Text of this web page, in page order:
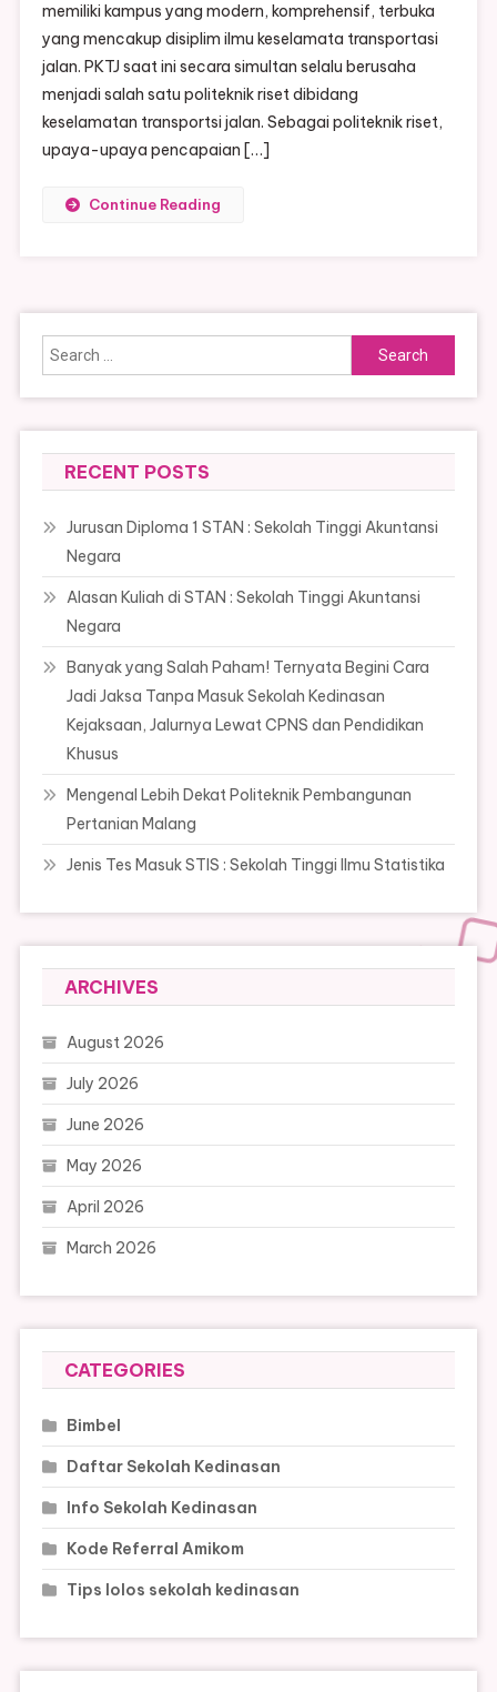
memiliki kampus yang modern, komprehensif, terbuka
yang mencakup disiplim ilmu keselamata transportasi
jalan. PKTJ saat ini secara simultan selalu berusaha
menjadi salah satu politeknik riset dibidang
keselamatan transportsi jalan. Sebagai politeknik riset,
upaya-upaya pencapaian […]
Continue Reading
Search
for:
RECENT POSTS
Jurusan Diploma 1 STAN : Sekolah Tinggi Akuntansi
Negara
Alasan Kuliah di STAN : Sekolah Tinggi Akuntansi
Negara
Banyak yang Salah Paham! Ternyata Begini Cara
Jadi Jaksa Tanpa Masuk Sekolah Kedinasan
Kejaksaan, Jalurnya Lewat CPNS dan Pendidikan
Khusus
Mengenal Lebih Dekat Politeknik Pembangunan
Pertanian Malang
Jenis Tes Masuk STIS : Sekolah Tinggi Ilmu Statistika
ARCHIVES
August 2026
July 2026
June 2026
May 2026
April 2026
March 2026
CATEGORIES
Bimbel
Daftar Sekolah Kedinasan
Info Sekolah Kedinasan
Kode Referral Amikom
Tips lolos sekolah kedinasan